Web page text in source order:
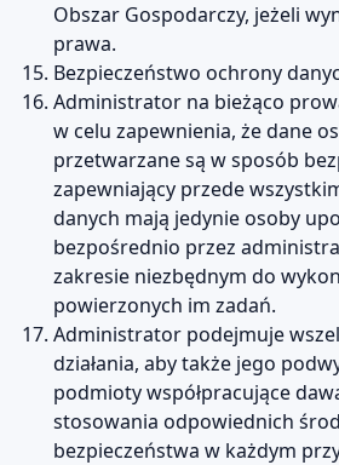
Obszar Gospodarczy, jeżeli
prawa.
Bezpieczeństwo ochrony
Administrator na bieżąco
w celu zapewnienia, że dane
przetwarzane są w sposób
zapewniający przede
danych mają jedynie osoby
bezpośrednio przez
zakresie niezbędnym do
powierzonych im zadań.
Administrator podejmuje
działania, aby także jego
podmioty współpracujące
stosowania odpowiednich
bezpieczeństwa w każdym